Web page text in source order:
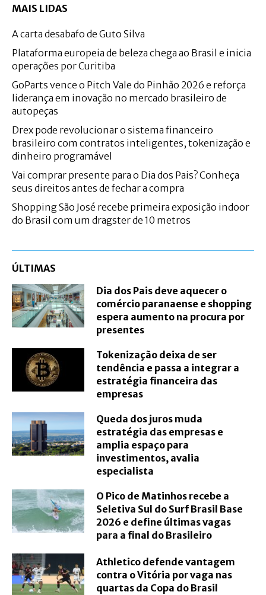
MAIS LIDAS
A carta desabafo de Guto Silva
Plataforma europeia de beleza chega ao Brasil e inicia
operações por Curitiba
GoParts vence o Pitch Vale do Pinhão 2026 e reforça
liderança em inovação no mercado brasileiro de
autopeças
Drex pode revolucionar o sistema financeiro
brasileiro com contratos inteligentes, tokenização e
dinheiro programável
Vai comprar presente para o Dia dos Pais? Conheça
seus direitos antes de fechar a compra
Shopping São José recebe primeira exposição indoor
do Brasil com um dragster de 10 metros
ÚLTIMAS
Dia dos Pais deve aquecer o
comércio paranaense e shopping
espera aumento na procura por
presentes
Tokenização deixa de ser
tendência e passa a integrar a
estratégia financeira das
empresas
Queda dos juros muda
estratégia das empresas e
amplia espaço para
investimentos, avalia
especialista
O Pico de Matinhos recebe a
Seletiva Sul do Surf Brasil Base
2026 e define últimas vagas
para a final do Brasileiro
Athletico defende vantagem
contra o Vitória por vaga nas
quartas da Copa do Brasil